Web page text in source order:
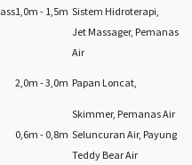
1,0m - 1,5m Sistem Hidroterapi,
Jet Massager, Pemanas
Air
2,0m - 3,0m Papan Loncat,
Skimmer, Pemanas Air
0,6m - 0,8m Seluncuran Air, Payung
Teddy Bear Air